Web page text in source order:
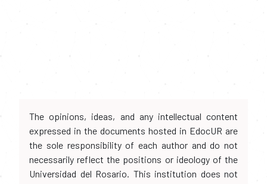
The opinions, ideas, and any intellectual content
expressed in the documents hosted in EdocUR are
the sole responsibility of each author and do not
necessarily reflect the positions or ideology of the
Universidad del Rosario. This institution does not